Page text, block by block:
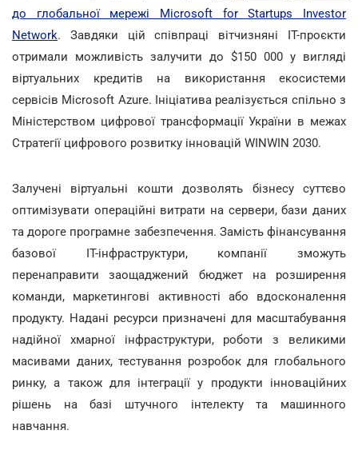
до глобальної мережі Microsoft for Startups Investor
Network. Завдяки цій співпраці вітчизняні IT-проєкти
отримали можливість залучити до $150 000 у вигляді
віртуальних кредитів на використання екосистеми
сервісів Microsoft Azure. Ініціатива реалізується спільно з
Міністерством цифрової трансформації України в межах
Стратегії цифрового розвитку інновацій WINWIN 2030.
Залучені віртуальні кошти дозволять бізнесу суттєво
оптимізувати операційні витрати на сервери, бази даних
та дороге програмне забезпечення. Замість фінансування
базової IT-інфраструктури, компанії зможуть
перенаправити заощаджений бюджет на розширення
команди, маркетингові активності або вдосконалення
продукту. Надані ресурси призначені для масштабування
надійної хмарної інфраструктури, роботи з великими
масивами даних, тестування розробок для глобального
ринку, а також для інтеграції у продукти інноваційних
рішень на базі штучного інтелекту та машинного
навчання.